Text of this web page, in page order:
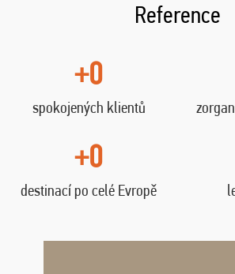
Reference
+0
spokojených klientů
+0
destinací po celé Evropě